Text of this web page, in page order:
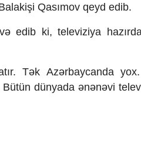
Qasımov qeyd edib.
edib ki, televiziya
Tək Azərbaycanda
Bütün dünyada ənənəvi